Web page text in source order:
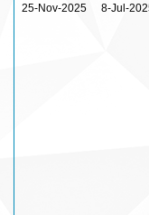
25-Nov-2025 8-Jul-